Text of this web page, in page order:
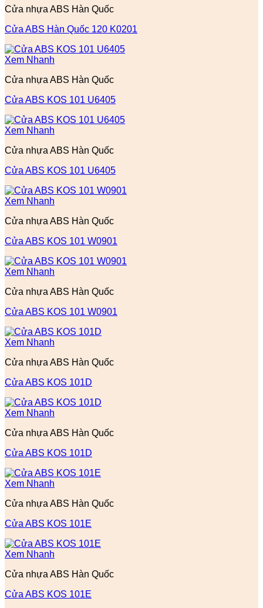
Cửa nhựa ABS Hàn Quốc
Cửa ABS Hàn Quốc 120 K0201
Xem Nhanh
Cửa nhựa ABS Hàn Quốc
Cửa ABS KOS 101 U6405
Xem Nhanh
Cửa nhựa ABS Hàn Quốc
Cửa ABS KOS 101 U6405
Xem Nhanh
Cửa nhựa ABS Hàn Quốc
Cửa ABS KOS 101 W0901
Xem Nhanh
Cửa nhựa ABS Hàn Quốc
Cửa ABS KOS 101 W0901
Xem Nhanh
Cửa nhựa ABS Hàn Quốc
Cửa ABS KOS 101D
Xem Nhanh
Cửa nhựa ABS Hàn Quốc
Cửa ABS KOS 101D
Xem Nhanh
Cửa nhựa ABS Hàn Quốc
Cửa ABS KOS 101E
Xem Nhanh
Cửa nhựa ABS Hàn Quốc
Cửa ABS KOS 101E